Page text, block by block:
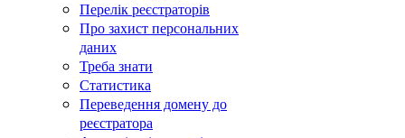
Перелік реєстраторів
Про захист персональних
даних
Треба знати
Статистика
Переведення домену до
реєстратора